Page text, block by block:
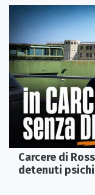
Carcere di
detenuti